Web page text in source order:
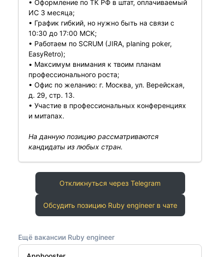
• Оформление по ТК РФ в штат, оплачиваемый
ИС 3 месяца;
• График гибкий, но нужно быть на связи с
10:30 до 17:00 МСК;
• Работаем по SCRUM (JIRA, planing poker,
EasyRetro);
• Максимум внимания к твоим планам
профессионального роста;
• Офис по желанию: г. Москва, ул. Верейская,
д. 29, стр. 13.
• Участие в профессиональных конференциях
и митапах.
На данную позицию рассматриваются
кандидаты из любых стран.
Откликнуться через Telegram
Обсудить позицию Ruby engineer в чате
Ещё вакансии Ruby engineer